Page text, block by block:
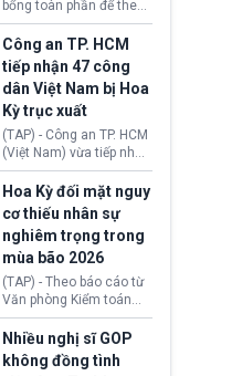
lượng, kéo giá dầu thế
giới lùi sâu xuống dưới
mức 80 USD/thùng.
bổng toàn phần để theo
học chương trình thạc sĩ
tại Vương quốc Anh đã
chính thức quay trở lại.
Học bổng Chevening
2027/28 của Chính phủ
Anh vừa mở cổng ứng
tuyển dành riêng ứng
viên Việt Nam, hỗ trợ
toàn bộ chi phí học tập
cùng nhiều quyền lợi
trong suốt một năm
học.
Công an TP. HCM
tiếp nhận 47 công
dân Việt Nam bị Hoa
Kỳ trục xuất
(TAP) - Công an TP. HCM
(Việt Nam) vừa tiếp nhận
47 công dân Việt Nam bị
Hoa Kỳ trục xuất về
nước. Đây là đợt có số
lượng lớn nhất từ đầu
năm 2026 đến nay, phản
ánh xu hướng gia tăng
các trường hợp trục
xuất.
Hoa Kỳ đối mặt nguy
cơ thiếu nhân sự
nghiêm trọng trong
mùa bão 2026
(TAP) - Theo báo cáo từ
Văn phòng Kiểm toán
Chính phủ (GAO), Cơ
quan Quản lý Khẩn cấp
Liên bang (FEMA) thuộc
Bộ An ninh Nội địa Hoa
Nhiều nghị sĩ GOP
không đồng tình